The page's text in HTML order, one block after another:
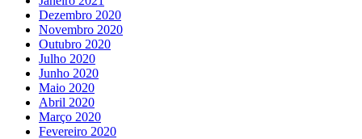
Dezembro 2020
Novembro 2020
Outubro 2020
Julho 2020
Junho 2020
Maio 2020
Abril 2020
Março 2020
Fevereiro 2020